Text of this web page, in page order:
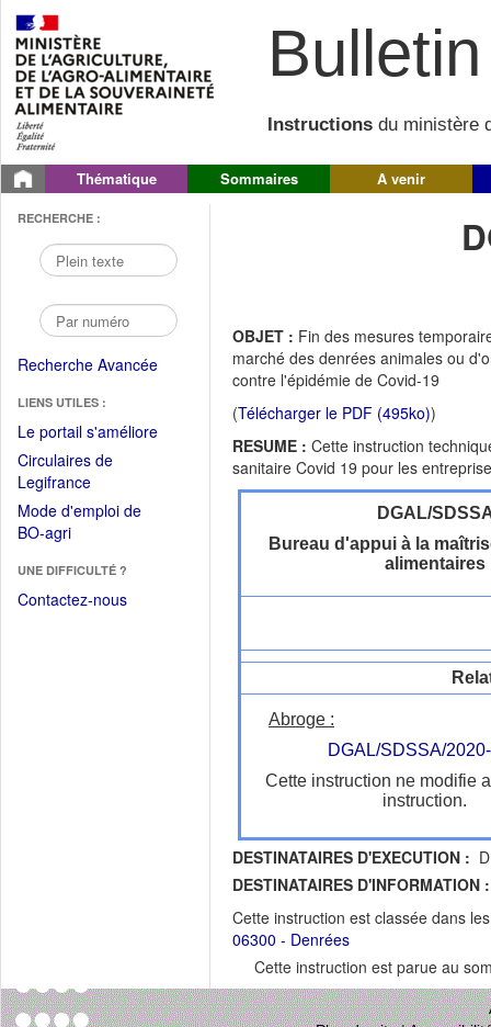
Instructions du ministère
Thématique Sommaires A venir
RECHERCHE :
Recherche Avancée
LIENS UTILES :
Le portail s'améliore(Fichier
Circulaires de
Legifrance(Ouvrir
dans
une
fenêtre)
Mode d'emploi de
BO-agri(Ouvrir
une
nouvelle
UNE DIFFICULTÉ ?
Contactez-nous
OBJET : Fin des mesures
marché des denrées animales ou
contre l'épidémie de Covid-19
(Télécharger le PDF (495ko))
RESUME : Cette instruction
sanitaire Covid 19 pour les
DGAL/
Bureau d'appui à la
alimentaires
Abroge :
DGAL/SDSSA/
Cette instruction ne modifie
instruction.
DESTINATAIRES D'EXECUTION :
DESTINATAIRES D'INFORMATION :
Cette instruction est classée dans
06300 - Denrées
Cette instruction est parue au